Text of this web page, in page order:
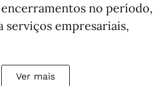
encerramentos no período,
serviços empresariais,
Ver mais